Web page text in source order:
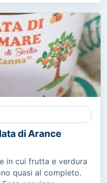
di Arance
in cui frutta e verdura
quasi al completo.